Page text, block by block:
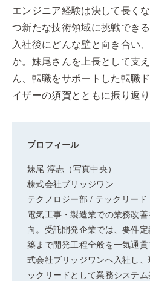
エンジニア経験は決して長く
つ新たな技術領域に挑戦でき
入社後にどんな壁と向き合い
か。妹尾さんを上長として支
ん、転職をサポートした転職
イザーの須賀とともに振り返り
プロフィール
妹尾 淳志（写真中央）
株式会社ブリッジワン
テクノロジー部 / テックリード
電気工事・製造業での業務改
向。受託開発企業では、要件
築まで開発工程全般を一気通
式会社ブリッジワンへ入社し
ックリードとして業務システ